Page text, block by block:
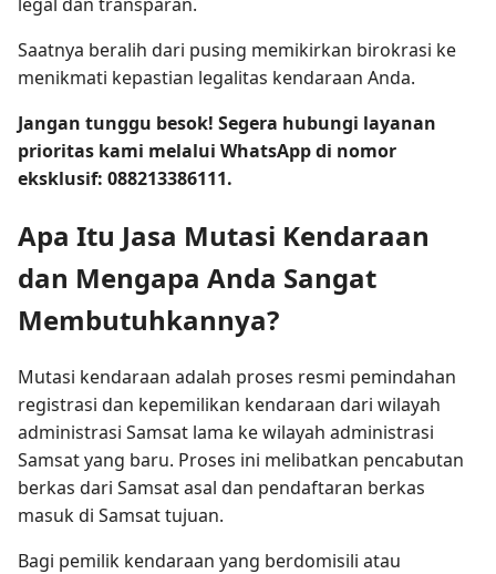
Saatnya beralih dari pusing memikirkan birokrasi ke
menikmati kepastian legalitas kendaraan Anda.
Jangan tunggu besok! Segera hubungi layanan
prioritas kami melalui WhatsApp di nomor
eksklusif: 088213386111.
Apa Itu Jasa Mutasi Kendaraan
dan Mengapa Anda Sangat
Membutuhkannya?
Mutasi kendaraan adalah proses resmi pemindahan
registrasi dan kepemilikan kendaraan dari wilayah
administrasi Samsat lama ke wilayah administrasi
Samsat yang baru. Proses ini melibatkan pencabutan
berkas dari Samsat asal dan pendaftaran berkas
masuk di Samsat tujuan.
Bagi pemilik kendaraan yang berdomisili atau